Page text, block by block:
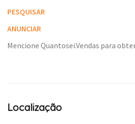
PESQUISAR
ANUNCIAR
Mencione Quantosei.Vendas para
Localização